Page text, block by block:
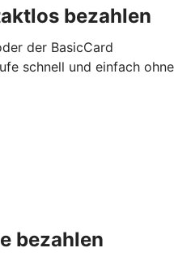
bezahlen
der BasicCard
schnell und einfach ohne
bezahlen